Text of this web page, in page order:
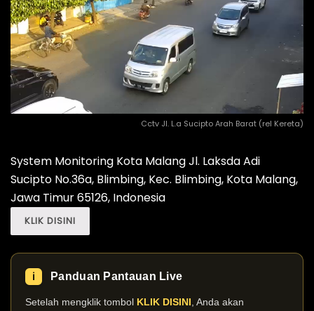
Cctv Jl. L.a Sucipto Arah Barat (rel Kereta)
System Monitoring Kota Malang Jl. Laksda Adi
Sucipto No.36a, Blimbing, Kec. Blimbing, Kota Malang,
Jawa Timur 65126, Indonesia
KLIK DISINI
ℹ️ Panduan Pantauan Live
Setelah mengklik tombol KLIK DISINI , Anda akan